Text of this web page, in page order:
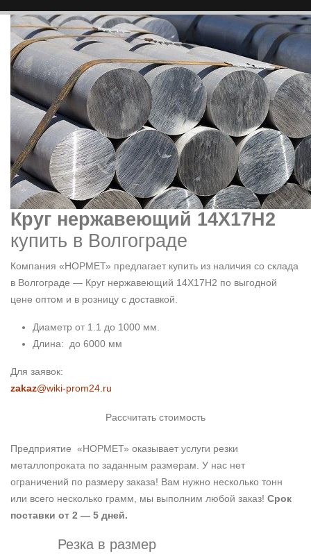
Круг нержавеющий 14Х17Н2
купить в Волгограде
Компания «НОРМЕТ» предлагает купить из наличия со склада
в Волгограде — Круг нержавеющий 14Х17Н2 по выгодной
цене оптом и в розницу с доставкой.
Диаметр от 1.1 до 1000 мм.
Длина: до 6000 мм
Для заявок:
zakaz@wiki-prom24.ru
Рассчитать стоимость
Предприятие «НОРМЕТ» оказывает услуги резки
металлопроката по заданным размерам. У нас нет
ограничений по размеру заказа! Вам нужно несколько тонн
или всего несколько грамм, мы выполним любой заказ! Срок
поставки от 2 — 5 дней.
Резка в размер